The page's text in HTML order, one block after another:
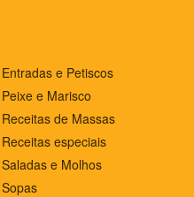
Entradas e Petiscos
Peixe e Marisco
Receitas de Massas
Receitas especiais
Saladas e Molhos
Sopas